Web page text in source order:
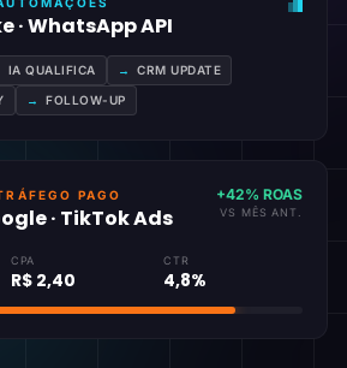
· WhatsApp API
IA QUALIFICA → CRM UPDATE
→ FOLLOW-UP
PAGO
· TikTok Ads
+42% ROAS
VS MÊS ANT.
CPA
R$ 2,40
CTR
4,8%